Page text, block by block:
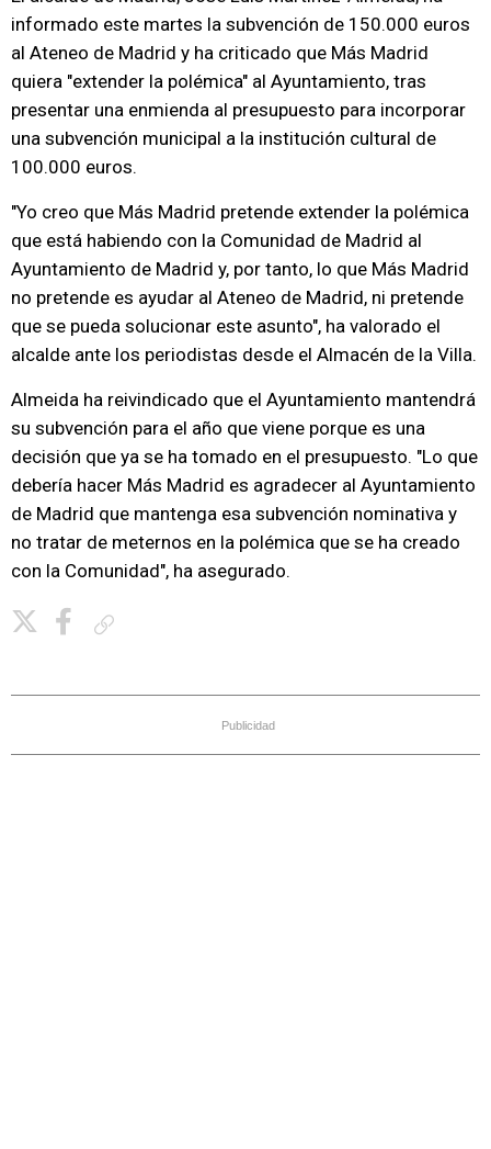
informado este martes la subvención de 150.000 euros
al Ateneo de Madrid y ha criticado que Más Madrid
quiera "extender la polémica" al Ayuntamiento, tras
presentar una enmienda al presupuesto para incorporar
una subvención municipal a la institución cultural de
100.000 euros.
"Yo creo que Más Madrid pretende extender la polémica
que está habiendo con la Comunidad de Madrid al
Ayuntamiento de Madrid y, por tanto, lo que Más Madrid
no pretende es ayudar al Ateneo de Madrid, ni pretende
que se pueda solucionar este asunto", ha valorado el
alcalde ante los periodistas desde el Almacén de la Villa.
Almeida ha reivindicado que el Ayuntamiento mantendrá
su subvención para el año que viene porque es una
decisión que ya se ha tomado en el presupuesto. "Lo que
debería hacer Más Madrid es agradecer al Ayuntamiento
de Madrid que mantenga esa subvención nominativa y
no tratar de meternos en la polémica que se ha creado
con la Comunidad", ha asegurado.
Publicidad